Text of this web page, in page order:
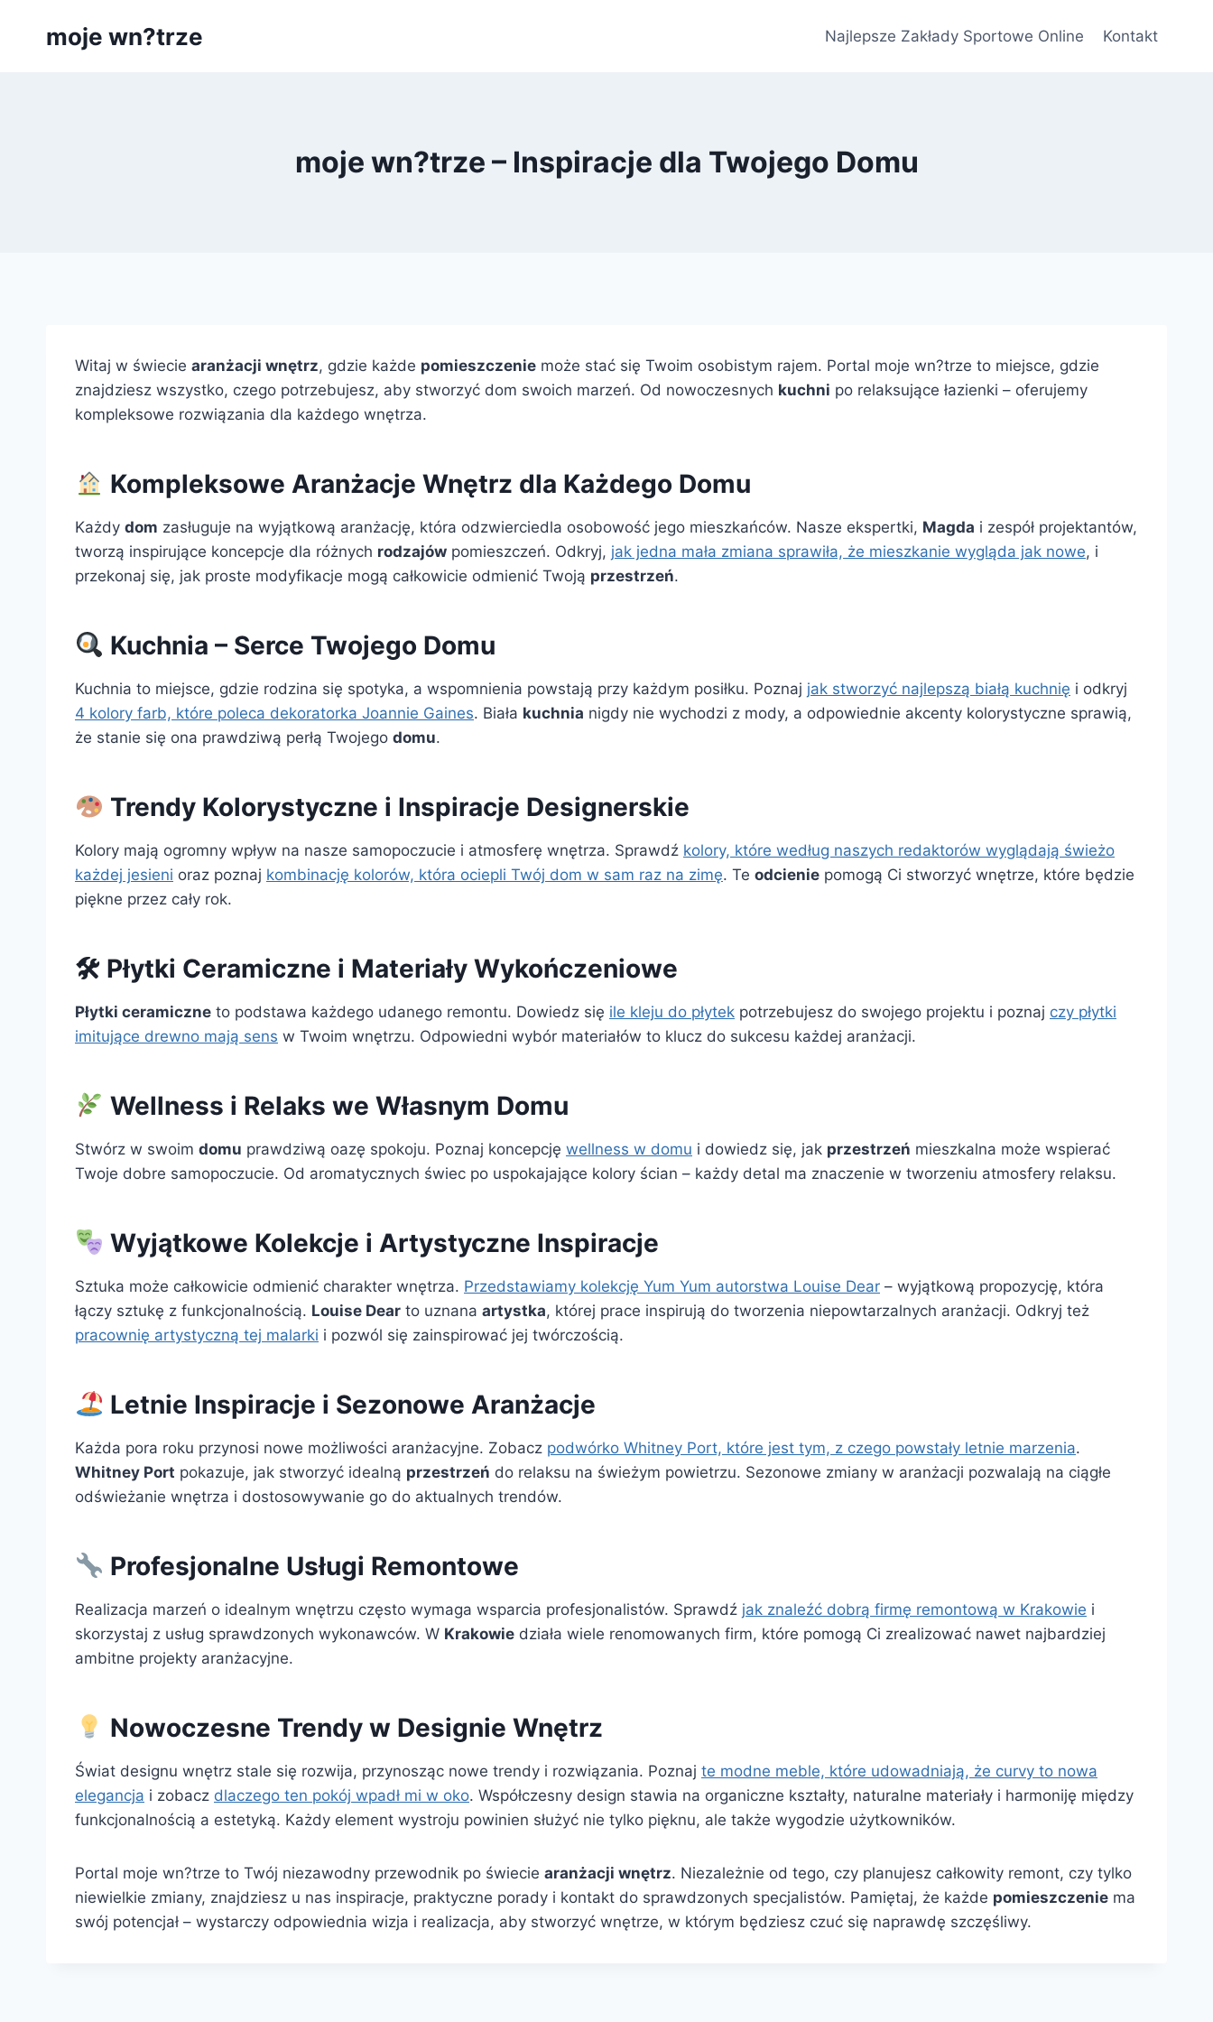
moje wn?trze Najlepsze Zakłady Sportowe Online Kontakt
moje wn?trze – Inspiracje dla Twojego Domu
Witaj w świecie aranżacji wnętrz, gdzie każde pomieszczenie może stać się Twoim osobistym rajem. Portal moje wn?trze to miejsce, gdzie
znajdziesz wszystko, czego potrzebujesz, aby stworzyć dom swoich marzeń. Od nowoczesnych kuchni po relaksujące łazienki – oferujemy
kompleksowe rozwiązania dla każdego wnętrza.
Kompleksowe Aranżacje Wnętrz dla Każdego Domu
Każdy dom zasługuje na wyjątkową aranżację, która odzwierciedla osobowość jego mieszkańców. Nasze ekspertki, Magda i zespół projektantów,
tworzą inspirujące koncepcje dla różnych rodzajów pomieszczeń. Odkryj, jak jedna mała zmiana sprawiła, że mieszkanie wygląda jak nowe, i
przekonaj się, jak proste modyfikacje mogą całkowicie odmienić Twoją przestrzeń.
Kuchnia – Serce Twojego Domu
Kuchnia to miejsce, gdzie rodzina się spotyka, a wspomnienia powstają przy każdym posiłku. Poznaj jak stworzyć najlepszą białą kuchnię i odkryj
4 kolory farb, które poleca dekoratorka Joannie Gaines. Biała kuchnia nigdy nie wychodzi z mody, a odpowiednie akcenty kolorystyczne sprawią,
że stanie się ona prawdziwą perłą Twojego domu.
Trendy Kolorystyczne i Inspiracje Designerskie
Kolory mają ogromny wpływ na nasze samopoczucie i atmosferę wnętrza. Sprawdź kolory, które według naszych redaktorów wyglądają świeżo
każdej jesieni oraz poznaj kombinację kolorów, która ociepli Twój dom w sam raz na zimę. Te odcienie pomogą Ci stworzyć wnętrze, które będzie
piękne przez cały rok.
🛠 Płytki Ceramiczne i Materiały Wykończeniowe
Płytki ceramiczne to podstawa każdego udanego remontu. Dowiedz się ile kleju do płytek potrzebujesz do swojego projektu i poznaj czy płytki
imitujące drewno mają sens w Twoim wnętrzu. Odpowiedni wybór materiałów to klucz do sukcesu każdej aranżacji.
Wellness i Relaks we Własnym Domu
Stwórz w swoim domu prawdziwą oazę spokoju. Poznaj koncepcję wellness w domu i dowiedz się, jak przestrzeń mieszkalna może wspierać
Twoje dobre samopoczucie. Od aromatycznych świec po uspokajające kolory ścian – każdy detal ma znaczenie w tworzeniu atmosfery relaksu.
Wyjątkowe Kolekcje i Artystyczne Inspiracje
Sztuka może całkowicie odmienić charakter wnętrza. Przedstawiamy kolekcję Yum Yum autorstwa Louise Dear – wyjątkową propozycję, która
łączy sztukę z funkcjonalnością. Louise Dear to uznana artystka, której prace inspirują do tworzenia niepowtarzalnych aranżacji. Odkryj też
pracownię artystyczną tej malarki i pozwól się zainspirować jej twórczością.
Letnie Inspiracje i Sezonowe Aranżacje
Każda pora roku przynosi nowe możliwości aranżacyjne. Zobacz podwórko Whitney Port, które jest tym, z czego powstały letnie marzenia.
Whitney Port pokazuje, jak stworzyć idealną przestrzeń do relaksu na świeżym powietrzu. Sezonowe zmiany w aranżacji pozwalają na ciągłe
odświeżanie wnętrza i dostosowywanie go do aktualnych trendów.
Profesjonalne Usługi Remontowe
Realizacja marzeń o idealnym wnętrzu często wymaga wsparcia profesjonalistów. Sprawdź jak znaleźć dobrą firmę remontową w Krakowie i
skorzystaj z usług sprawdzonych wykonawców. W Krakowie działa wiele renomowanych firm, które pomogą Ci zrealizować nawet najbardziej
ambitne projekty aranżacyjne.
Nowoczesne Trendy w Designie Wnętrz
Świat designu wnętrz stale się rozwija, przynosząc nowe trendy i rozwiązania. Poznaj te modne meble, które udowadniają, że curvy to nowa
elegancja i zobacz dlaczego ten pokój wpadł mi w oko. Współczesny design stawia na organiczne kształty, naturalne materiały i harmoniję między
funkcjonalnością a estetyką. Każdy element wystroju powinien służyć nie tylko pięknu, ale także wygodzie użytkowników.
Portal moje wn?trze to Twój niezawodny przewodnik po świecie aranżacji wnętrz. Niezależnie od tego, czy planujesz całkowity remont, czy tylko
niewielkie zmiany, znajdziesz u nas inspiracje, praktyczne porady i kontakt do sprawdzonych specjalistów. Pamiętaj, że każde pomieszczenie ma
swój potencjał – wystarczy odpowiednia wizja i realizacja, aby stworzyć wnętrze, w którym będziesz czuć się naprawdę szczęśliwy.